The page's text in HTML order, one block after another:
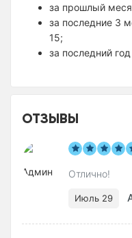
за прошлый
за последние 3
15;
за последний
ОТЗЫВЫ
Отлично!
Июль 29